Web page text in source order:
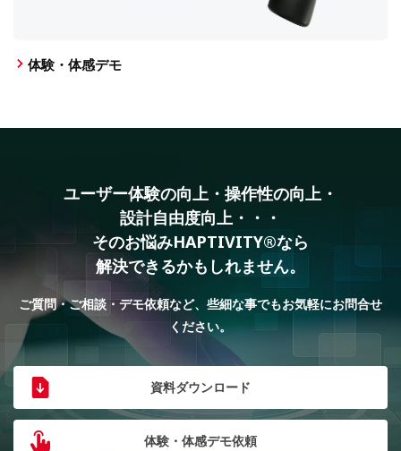
体験・体感デモ
ユーザー体験の向上・操作性の向上・
設計自由度向上・・・
そのお悩みHAPTIVITY®なら
解決できるかもしれません。
ご質問・ご相談・デモ依頼など、些細な事でもお気軽にお問合せ
ください。
資料ダウンロード
体験・体感デモ依頼